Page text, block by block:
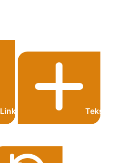
Links onderstrepen Tekst